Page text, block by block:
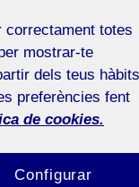
Cultura
Diseño
Empresa
Fotografía
correctament totes
mostrar-te
dels teus hàbits
preferències fent
de cookies.
Configurar